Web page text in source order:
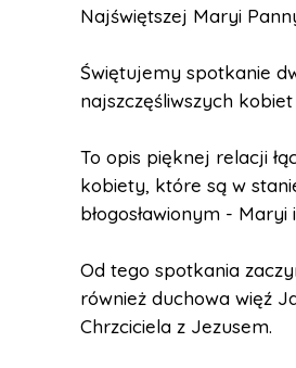
Najświętszej Maryi
Świętujemy spotkanie
najszczęśliwszych kobiet
To opis pięknej relacji
kobiety, które są w
błogosławionym - Maryi
Od tego spotkania
również duchowa więź
Chrzciciela z Jezusem.